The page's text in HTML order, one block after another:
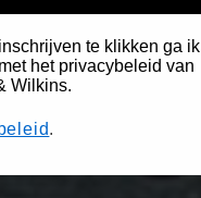
te klikken ga ik
het privacybeleid van
Wilkins.
.